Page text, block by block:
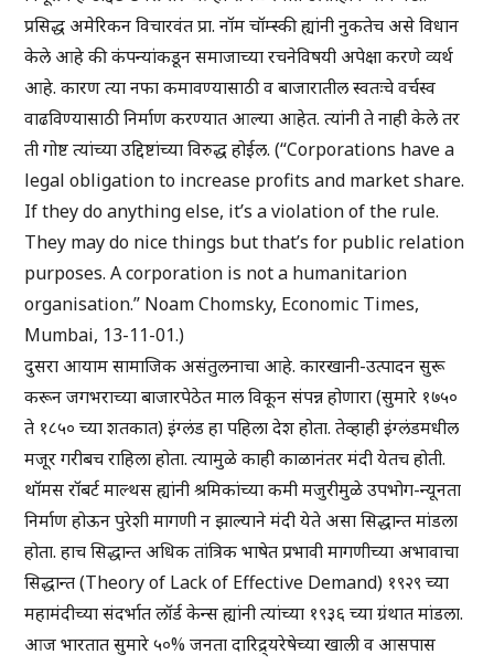
प्रसिद्ध अमेरिकन विचारवंत प्रा. नॉम चॉम्स्की ह्यांनी नुकतेच असे विधान
केले आहे की कंपन्यांकडून समाजाच्या रचनेविषयी अपेक्षा करणे व्यर्थ
आहे. कारण त्या नफा कमावण्यासाठी व बाजारातील स्वतःचे वर्चस्व
वाढविण्यासाठी निर्माण करण्यात आल्या आहेत. त्यांनी ते नाही केले तर
ती गोष्ट त्यांच्या उद्दिष्टांच्या विरुद्ध होईल. (“Corporations have a
legal obligation to increase profits and market share.
If they do anything else, it’s a violation of the rule.
They may do nice things but that’s for public relation
purposes. A corporation is not a humanitarion
organisation.” Noam Chomsky, Economic Times,
Mumbai, 13-11-01.)
दुसरा आयाम सामाजिक असंतुलनाचा आहे. कारखानी-उत्पादन सुरू
करून जगभराच्या बाजारपेठेत माल विकून संपन्न होणारा (सुमारे १७५०
ते १८५० च्या शतकात) इंग्लंड हा पहिला देश होता. तेव्हाही इंग्लंडमधील
मजूर गरीबच राहिला होता. त्यामुळे काही काळानंतर मंदी येतच होती.
थॉमस रॉबर्ट माल्थस ह्यांनी श्रमिकांच्या कमी मजुरीमुळे उपभोग-न्यूनता
निर्माण होऊन पुरेशी मागणी न झाल्याने मंदी येते असा सिद्धान्त मांडला
होता. हाच सिद्धान्त अधिक तांत्रिक भाषेत प्रभावी मागणीच्या अभावाचा
सिद्धान्त (Theory of Lack of Effective Demand) १९२९ च्या
महामंदीच्या संदर्भात लॉर्ड केन्स ह्यांनी त्यांच्या १९३६ च्या ग्रंथात मांडला.
आज भारतात सुमारे ५०% जनता दारिद्र्यरेषेच्या खाली व आसपास